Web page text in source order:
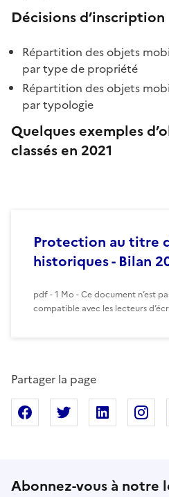
Décisions d’inscription
Répartition des objets
par type de propriété
Répartition des objets
par typologie
Quelques exemples
classés en 2021
Protection au titre
historiques - Bilan
pdf - 1 Mo - Ce document n’est
compatible avec les lecteurs
Partager la page
Partager sur Facebook
Partager sur X
Abonnez-vous à notre